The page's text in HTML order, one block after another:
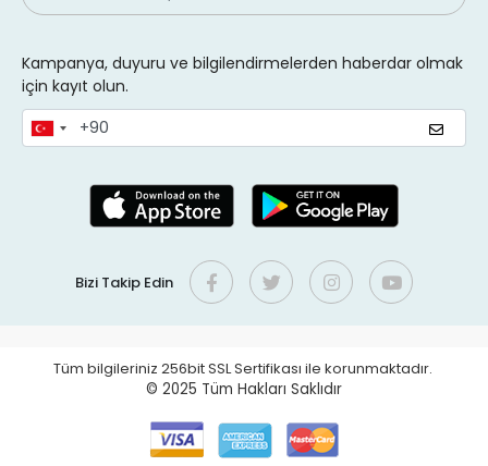
Kampanya, duyuru ve bilgilendirmelerden haberdar olmak
için kayıt olun.
Bizi Takip Edin
Tüm bilgileriniz 256bit SSL Sertifikası ile korunmaktadır.
© 2025 Tüm Hakları Saklıdır